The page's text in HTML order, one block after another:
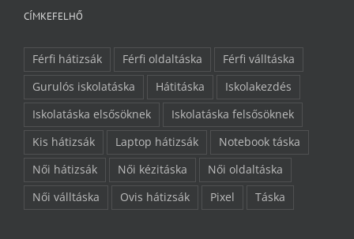
CÍMKEFELHŐ
Férfi hátizsák Férfi oldaltáska
Férfi válltáska
Gurulós iskolatáska
Hátitáska
Iskolakezdés
Iskolatáska elsősöknek
Iskolatáska felsősöknek
Kis hátizsák
Laptop hátizsák
Notebook táska
Női hátizsák
Női kézitáska
Női oldaltáska
Női válltáska
Ovis hátizsák Pixel Táska